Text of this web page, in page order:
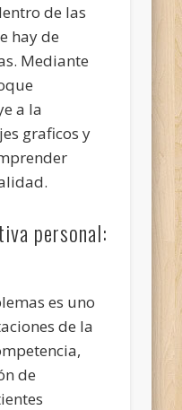
de las
hay de
Mediante
a la
graficos y
personal:
es uno
de la
de